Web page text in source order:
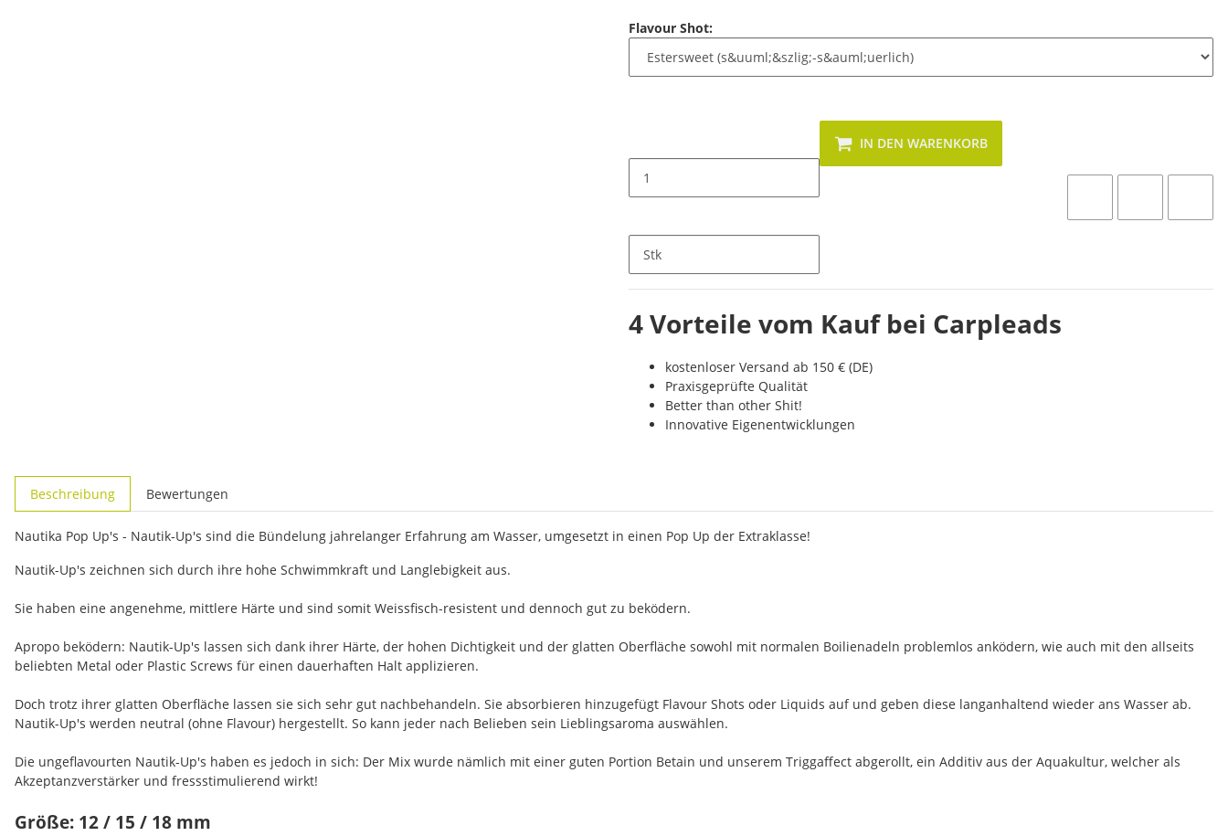
Flavour Shot:
Stk
IN DEN WARENKORB
4 Vorteile vom Kauf bei Carpleads
kostenloser Versand ab 150 € (DE)
Praxisgeprüfte Qualität
Better than other Shit!
Innovative Eigenentwicklungen
Beschreibung Bewertungen
Nautika Pop Up's - Nautik-Up's sind die Bündelung jahrelanger Erfahrung am Wasser, umgesetzt in einen Pop Up der Extraklasse!
Nautik-Up's zeichnen sich durch ihre hohe Schwimmkraft und Langlebigkeit aus.
Sie haben eine angenehme, mittlere Härte und sind somit Weissfisch-resistent und dennoch gut zu beködern.
Apropo beködern: Nautik-Up's lassen sich dank ihrer Härte, der hohen Dichtigkeit und der glatten Oberfläche sowohl mit normalen Boilienadeln problemlos anködern, wie auch mit den allseits
beliebten Metal oder Plastic Screws für einen dauerhaften Halt applizieren.
Doch trotz ihrer glatten Oberfläche lassen sie sich sehr gut nachbehandeln. Sie absorbieren hinzugefügt Flavour Shots oder Liquids auf und geben diese langanhaltend wieder ans Wasser ab.
Nautik-Up's werden neutral (ohne Flavour) hergestellt. So kann jeder nach Belieben sein Lieblingsaroma auswählen.
Die ungeflavourten Nautik-Up's haben es jedoch in sich: Der Mix wurde nämlich mit einer guten Portion Betain und unserem Triggaffect abgerollt, ein Additiv aus der Aquakultur, welcher als
Akzeptanzverstärker und fressstimulierend wirkt!
Größe: 12 / 15 / 18 mm